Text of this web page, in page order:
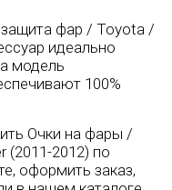
фар / Toyota /
идеально
модель
100%
Очки на фары /
(2011-2012) по
оформить заказ,